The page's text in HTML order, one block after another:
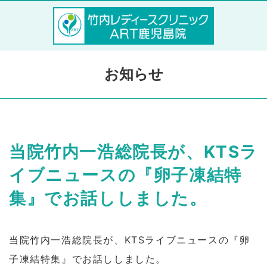
お知らせ
当院竹内一浩総院長が、KTSラ
イブニュースの『卵子凍結特
集』でお話ししました。
当院竹内一浩総院長が、KTSライブニュースの『卵
子凍結特集』でお話ししました。